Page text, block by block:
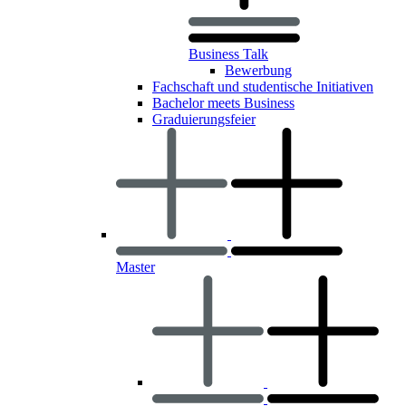
Business Talk
Bewerbung
Fachschaft und studentische Initiativen
Bachelor meets Business
Graduierungsfeier
Master